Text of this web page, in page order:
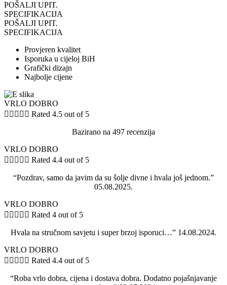
POŠALJI UPIT.
SPECIFIKACIJA
POŠALJI UPIT.
SPECIFIKACIJA
Provjeren kvalitet
Isporuka u cijeloj BiH
Grafički dizajn
Najbolje cijene
VRLO DOBRO
     Rated 4.5 out of 5
Bazirano na 497 recenzija
VRLO DOBRO
     Rated 4.4 out of 5
“Pozdrav, samo da javim da su šolje divne i hvala još jednom.”
05.08.2025.
VRLO DOBRO
     Rated 4 out of 5
Hvala na stručnom savjetu i super brzoj isporuci…” 14.08.2024.
VRLO DOBRO
     Rated 4.4 out of 5
“Roba vrlo dobra, cijena i dostava dobra. Dodatno pojašnjavanje